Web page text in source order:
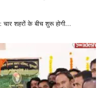
शहरों के बीच शुरू होगी…